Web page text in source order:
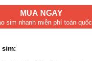
MUA NGAY
sim nhanh miễn phí toàn quốc
sim: